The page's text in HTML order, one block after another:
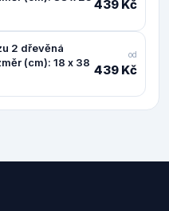
439 Kč
2 dřevěná
(cm): 18 x 38
od
439 Kč